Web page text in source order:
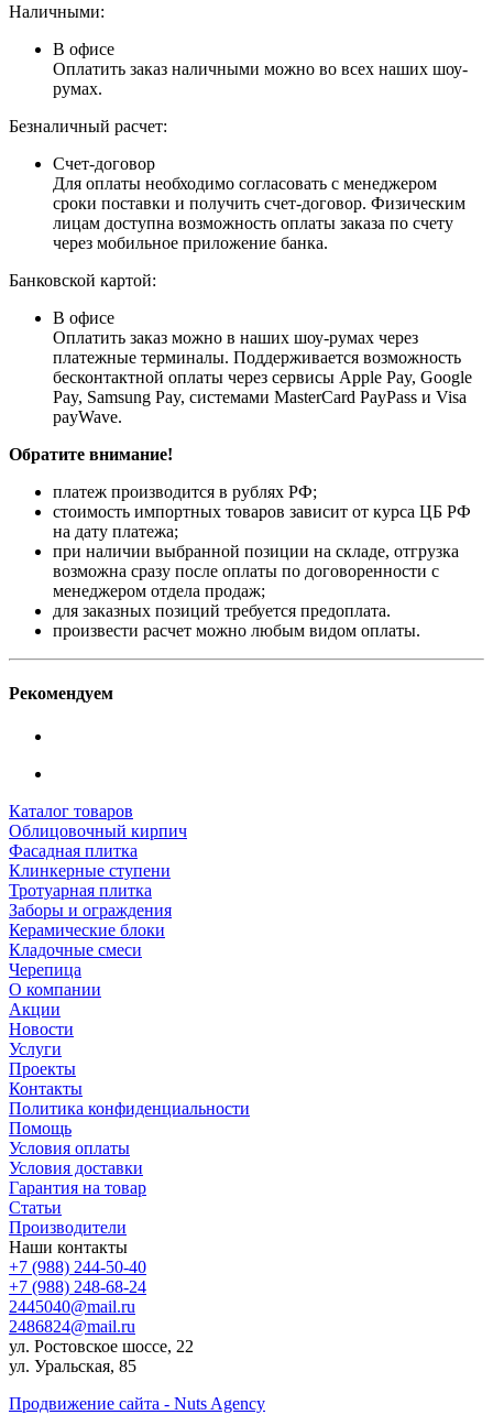
Наличными:
В офисе
Оплатить заказ наличными можно во всех наших шоу-
румах.
Безналичный расчет:
Счет-договор
Для оплаты необходимо согласовать с менеджером
сроки поставки и получить счет-договор. Физическим
лицам доступна возможность оплаты заказа по счету
через мобильное приложение банка.
Банковской картой:
В офисе
Оплатить заказ можно в наших шоу-румах через
платежные терминалы. Поддерживается возможность
бесконтактной оплаты через сервисы Apple Pay, Google
Pay, Samsung Pay, системами MasterCard PayPass и Visa
payWave.
Обратите внимание!
платеж производится в рублях РФ;
стоимость импортных товаров зависит от курса ЦБ РФ
на дату платежа;
при наличии выбранной позиции на складе, отгрузка
возможна сразу после оплаты по договоренности с
менеджером отдела продаж;
для заказных позиций требуется предоплата.
произвести расчет можно любым видом оплаты.
Рекомендуем
Каталог товаров
Облицовочный кирпич
Фасадная плитка
Клинкерные ступени
Тротуарная плитка
Заборы и ограждения
Керамические блоки
Кладочные смеси
Черепица
О компании
Акции
Новости
Услуги
Проекты
Контакты
Политика конфиденциальности
Помощь
Условия оплаты
Условия доставки
Гарантия на товар
Статьи
Производители
Наши контакты
+7 (988) 244-50-40
+7 (988) 248-68-24
2445040@mail.ru
2486824@mail.ru
ул. Ростовское шоссе, 22
ул. Уральская, 85
Продвижение сайта - Nuts Agency